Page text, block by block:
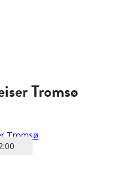
Tromsø
Tromsø